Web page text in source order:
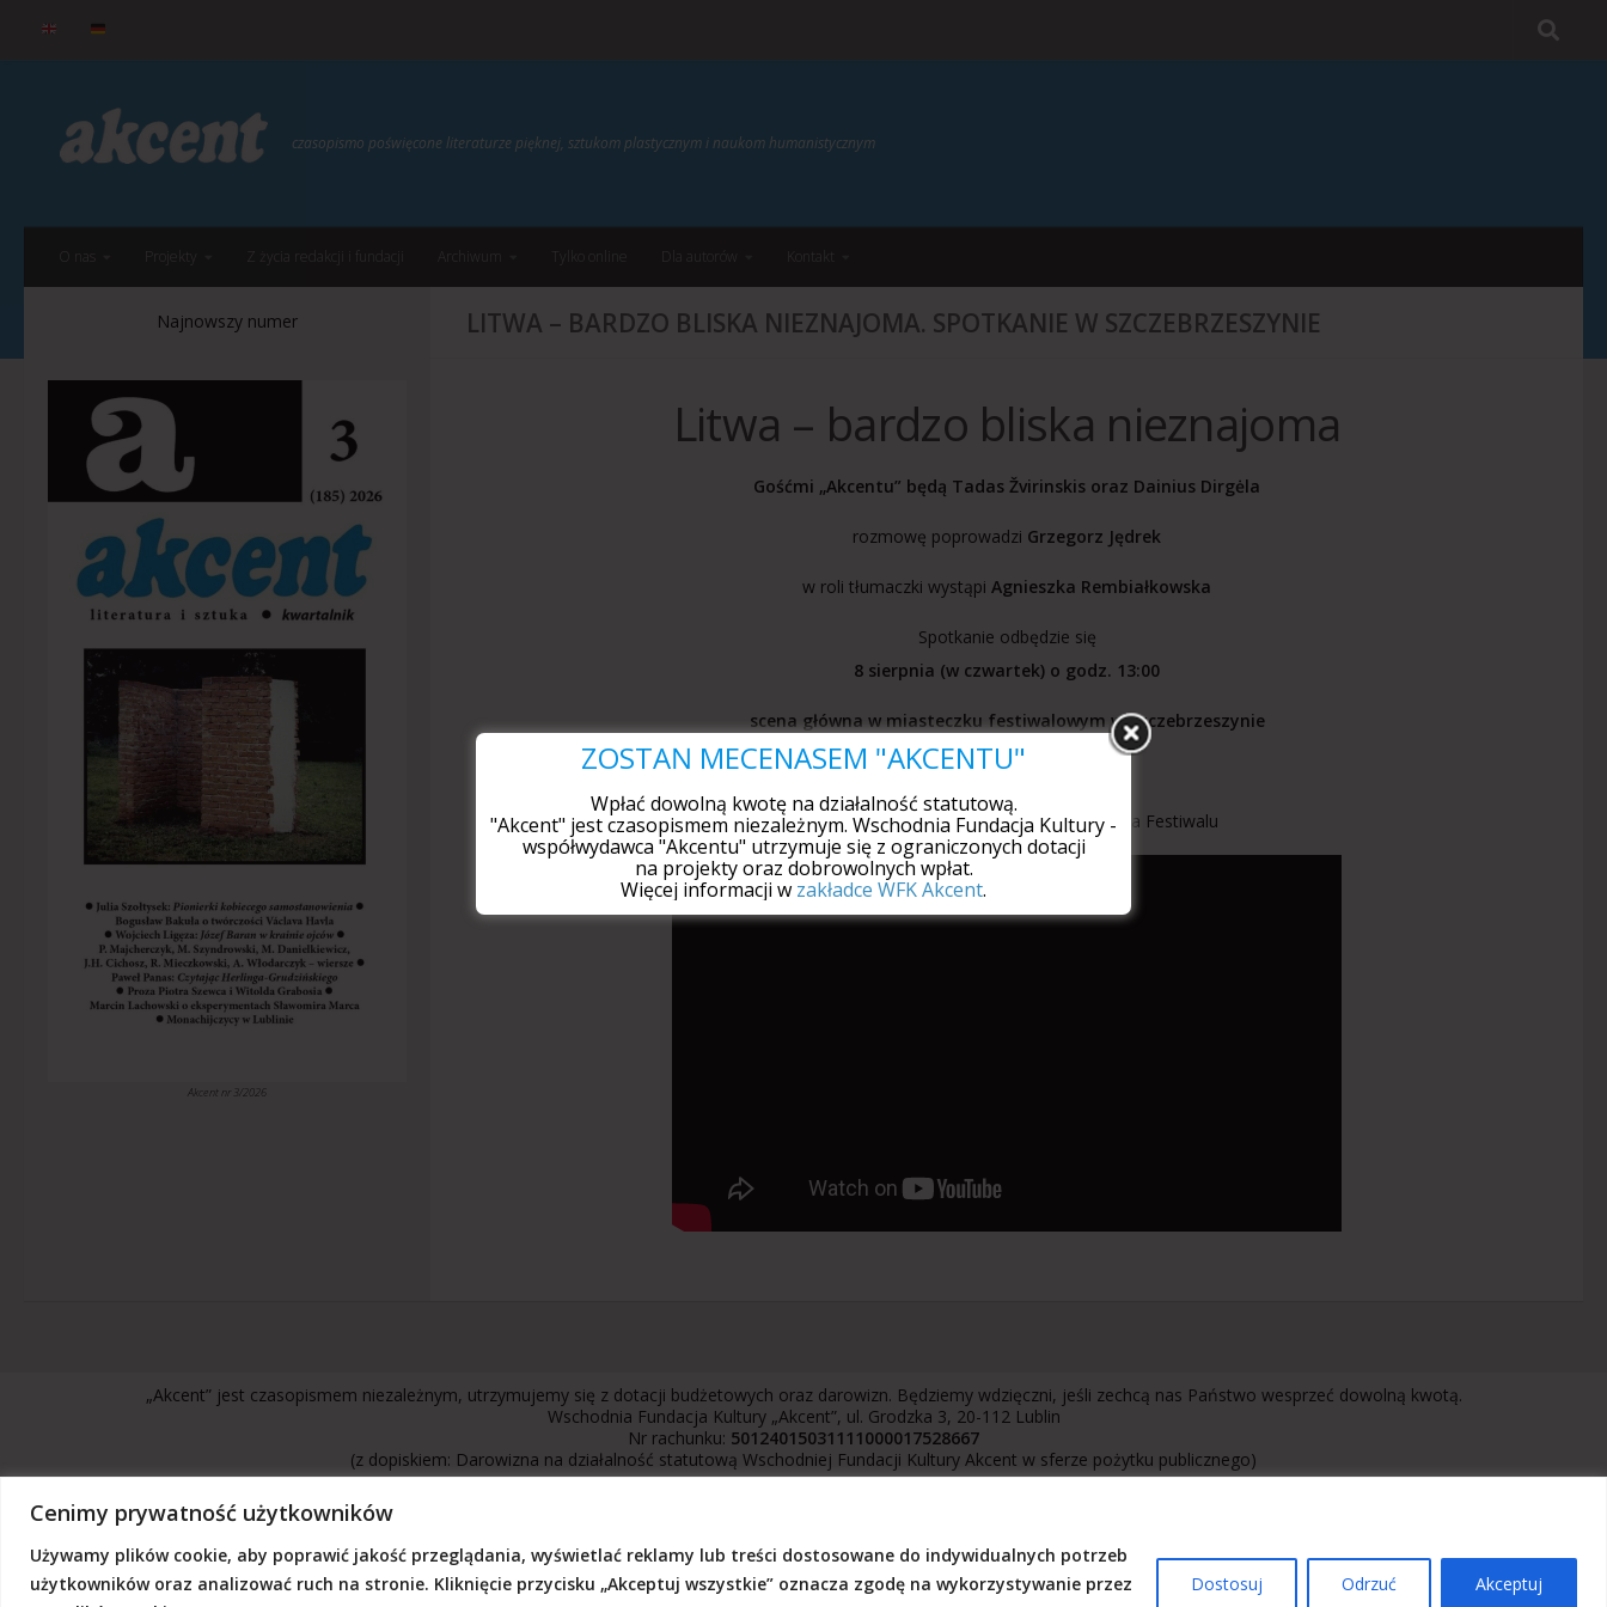
Cenimy prywatność użytkowników
Używamy plików cookie, aby poprawić jakość przeglądania, wyświetlać reklamy lub treści dostosowane do indywidualnych potrzeb
użytkowników oraz analizować ruch na stronie. Kliknięcie przycisku „Akceptuj wszystkie” oznacza zgodę na wykorzystywanie przez
Dostosuj Odrzuć Akceptuj
Przejdź do treści
czasopismo poświęcone literaturze pięknej, sztukom plastycznym i naukom humanistycznym
Projekty Z życia redakcji i fundacji Archiwum Tylko online Dla autorów Kontakt
LITWA – BARDZO BLISKA NIEZNAJOMA. SPOTKANIE W SZCZEBRZESZYNIE
Litwa – bardzo bliska nieznajoma
Gośćmi „Akcentu” będą Tadas Žvirinskis oraz Dainius Dirgėla
rozmowę poprowadzi Grzegorz Jędrek
w roli tłumaczki wystąpi Agnieszka Rembiałkowska
Spotkanie odbędzie się
8 sierpnia (w czwartek) o godz. 13:00
scena główna w miasteczku festiwalowym w Szczebrzeszynie
Wstęp wolny
Zapraszamy także na pozostałe wydarzenia Festiwalu
Najnowszy numer
Akcent nr 3/2026
„Akcent” jest czasopismem niezależnym, utrzymujemy się z dotacji budżetowych oraz darowizn. Będziemy wdzięczni, jeśli zechcą nas Państwo wesprzeć dowolną kwotą.
Wschodnia Fundacja Kultury „Akcent”, ul. Grodzka 3, 20-112 Lublin
Nr rachunku: 50124015031111000017528667
(z dopiskiem: Darowizna na działalność statutową Wschodniej Fundacji Kultury Akcent w sferze pożytku publicznego)
© 2026 Akcent |Polityka prywatności|Deklaracja dostępności
ZOSTAŃ MECENASEM "AKCENTU"
Wpłać dowolną kwotę na działalność statutową.
"Akcent" jest czasopismem niezależnym. Wschodnia Fundacja Kultury -
współwydawca "Akcentu" utrzymuje się z ograniczonych dotacji
na projekty oraz dobrowolnych wpłat.
Więcej informacji w zakładce WFK Akcent.